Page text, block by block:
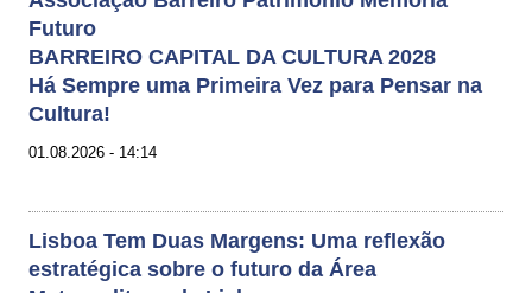
Futuro
BARREIRO CAPITAL DA CULTURA 2028
Há Sempre uma Primeira Vez para Pensar na
Cultura!
01.08.2026 - 14:14
Lisboa Tem Duas Margens: Uma reflexão
estratégica sobre o futuro da Área